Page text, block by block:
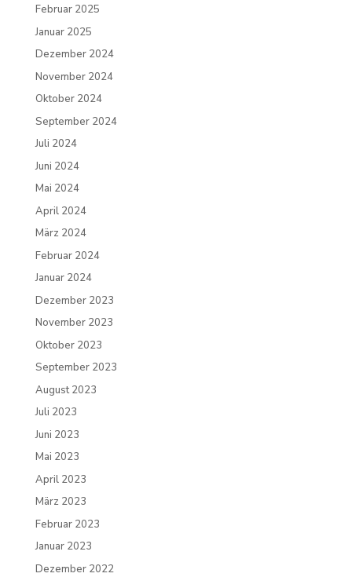
Februar 2025
Januar 2025
Dezember 2024
November 2024
Oktober 2024
September 2024
Juli 2024
Juni 2024
Mai 2024
April 2024
März 2024
Februar 2024
Januar 2024
Dezember 2023
November 2023
Oktober 2023
September 2023
August 2023
Juli 2023
Juni 2023
Mai 2023
April 2023
März 2023
Februar 2023
Januar 2023
Dezember 2022